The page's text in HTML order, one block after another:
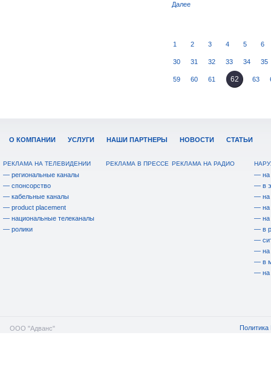
Далее
1 2 3 4 5 6
30 31 32 33 34 35
59 60 61 62 63
О КОМПАНИИ УСЛУГИ НАШИ ПАРТНЕРЫ НОВОСТИ СТАТЬИ
РЕКЛАМА НА ТЕЛЕВИДЕНИИ
— региональные каналы
— спонсорство
— кабельные каналы
— product placement
— национальные телеканалы
— ролики
РЕКЛАМА В ПРЕССЕ РЕКЛАМА НА РАДИО
— на
— в
— на
— на
— на
— в
—
— на
— в
— на
ООО "Адванс" Политика